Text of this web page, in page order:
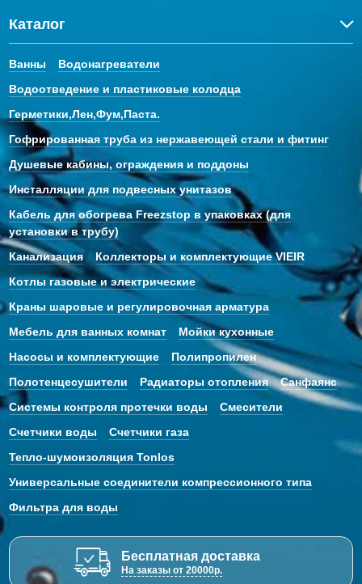
Каталог
Ванны
Водонагреватели
Водоотведение и пластиковые колодца
Герметики,Лен,Фум,Паста.
Гофрированная труба из нержавеющей стали и фитинг
Душевые кабины, ограждения и поддоны
Инсталляции для подвесных унитазов
Кабель для обогрева Freezstop в упаковках (для
установки в трубу)
Канализация
Коллекторы и комплектующие VIEIR
Котлы газовые и электрические
Краны шаровые и регулировочная арматура
Мебель для ванных комнат
Мойки кухонные
Насосы и комплектующие
Полипропилен
Полотенцесушители
Радиаторы отопления
Санфаянс
Системы контроля протечки воды
Смесители
Счетчики воды
Счетчики газа
Тепло-шумоизоляция Tonlos
Универсальные соединители компрессионного типа
Фильтра для воды
Бесплатная доставка
На заказы от 20000р.